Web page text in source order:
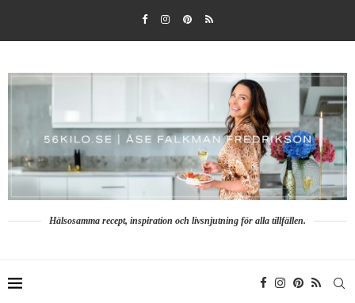
Hälsosamma recept, inspiration och livsnjutning för alla tillfällen.